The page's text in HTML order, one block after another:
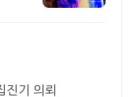
진기 의뢰